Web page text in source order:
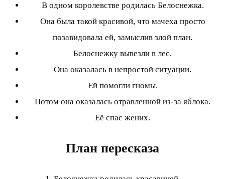
В одном королевстве родилась Белоснежка.
Она была такой красивой, что мачеха просто
позавидовала ей, замыслив злой план.
Белоснежку вывезли в лес.
Она оказалась в непростой ситуации.
Ей помогли гномы.
Потом она оказалась отравленной из-за яблока.
Её спас жених.
План пересказа